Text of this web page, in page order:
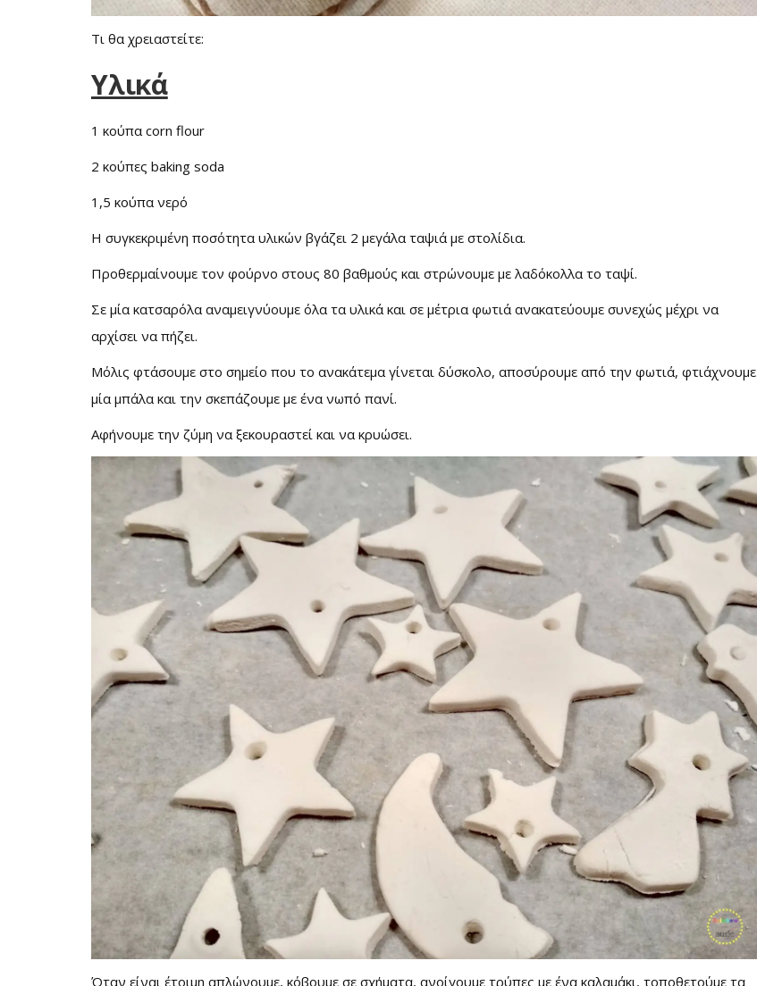
Τι θα χρειαστείτε:
Υλικά
1 κούπα corn flour
2 κούπες baking soda
1,5 κούπα νερό
Η συγκεκριμένη ποσότητα υλικών βγάζει 2 μεγάλα ταψιά με στολίδια.
Προθερμαίνουμε τον φούρνο στους 80 βαθμούς και στρώνουμε με λαδόκολλα το ταψί.
Σε μία κατσαρόλα αναμειγνύουμε όλα τα υλικά και σε μέτρια φωτιά ανακατεύουμε συνεχώς μέχρι να
αρχίσει να πήζει.
Μόλις φτάσουμε στο σημείο που το ανακάτεμα γίνεται δύσκολο, αποσύρουμε από την φωτιά, φτιάχνουμε
μία μπάλα και την σκεπάζουμε με ένα νωπό πανί.
Αφήνουμε την ζύμη να ξεκουραστεί και να κρυώσει.
Όταν είναι έτοιμη απλώνουμε, κόβουμε σε σχήματα, ανοίγουμε τρύπες με ένα καλαμάκι, τοποθετούμε τα